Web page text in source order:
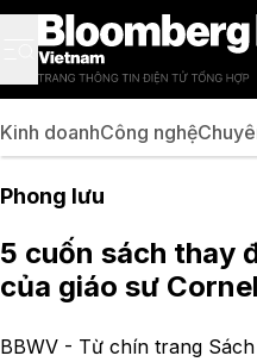
Kinh doanhCông nghệ
Phong lưu
5 cuốn sách thay
của giáo sư
BBWV - Từ chín trang